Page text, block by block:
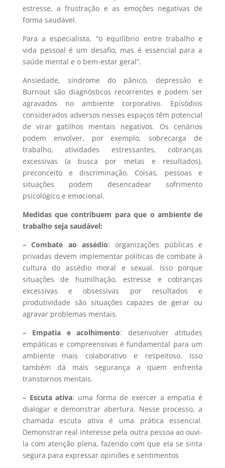
estresse, a frustração e as emoções negativas de
forma saudável.
Para a especialista, “o equilíbrio entre trabalho e
vida pessoal é um desafio, mas é essencial para a
saúde mental e o bem-estar geral”.
Ansiedade, síndrome do pânico, depressão e
Burnout são diagnósticos recorrentes e podem ser
agravados no ambiente corporativo. Episódios
considerados adversos nesses espaços têm potencial
de virar gatilhos mentais negativos. Os cenários
podem envolver, por exemplo, sobrecarga de
trabalho, atividades estressantes, cobranças
excessivas (a busca por metas e resultados),
preconceito e discriminação. Coisas, pessoas e
situações podem desencadear sofrimento
psicológico e emocional.
Medidas que contribuem para que o ambiente de
trabalho seja saudável:
– Combate ao assédio: organizações públicas e
privadas devem implementar políticas de combate à
cultura do assédio moral e sexual. Isso porque
situações de humilhação, estresse e cobranças
excessivas e obsessivas por resultados e
produtividade são situações capazes de gerar ou
agravar problemas mentais.
– Empatia e acolhimento: desenvolver atitudes
empáticas e compreensivas é fundamental para um
ambiente mais colaborativo e respeitoso. Isso
também dá mais segurança a quem enfrenta
transtornos mentais.
– Escuta ativa: uma forma de exercer a empatia é
dialogar e demonstrar abertura. Nesse processo, a
chamada escuta ativa é uma prática essencial.
Demonstrar real interesse pela outra pessoa ao ouvi-
la com atenção plena, fazendo com que ela se sinta
segura para expressar opiniões e sentimentos